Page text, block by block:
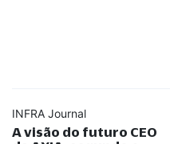
INFRA Journal
A visão do futuro CEO